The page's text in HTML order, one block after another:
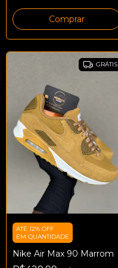
Comprar
GRÁTIS
ATÉ 12% OFF
EM QUANTIDADE
Nike Air Max 90 Marrom